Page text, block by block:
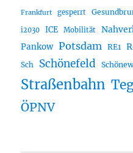
Frankfurt gesperrt
i2030 ICE Mobilität
Pankow Potsdam RE1
Sch Schönefeld
Straßenbahn
ÖPNV